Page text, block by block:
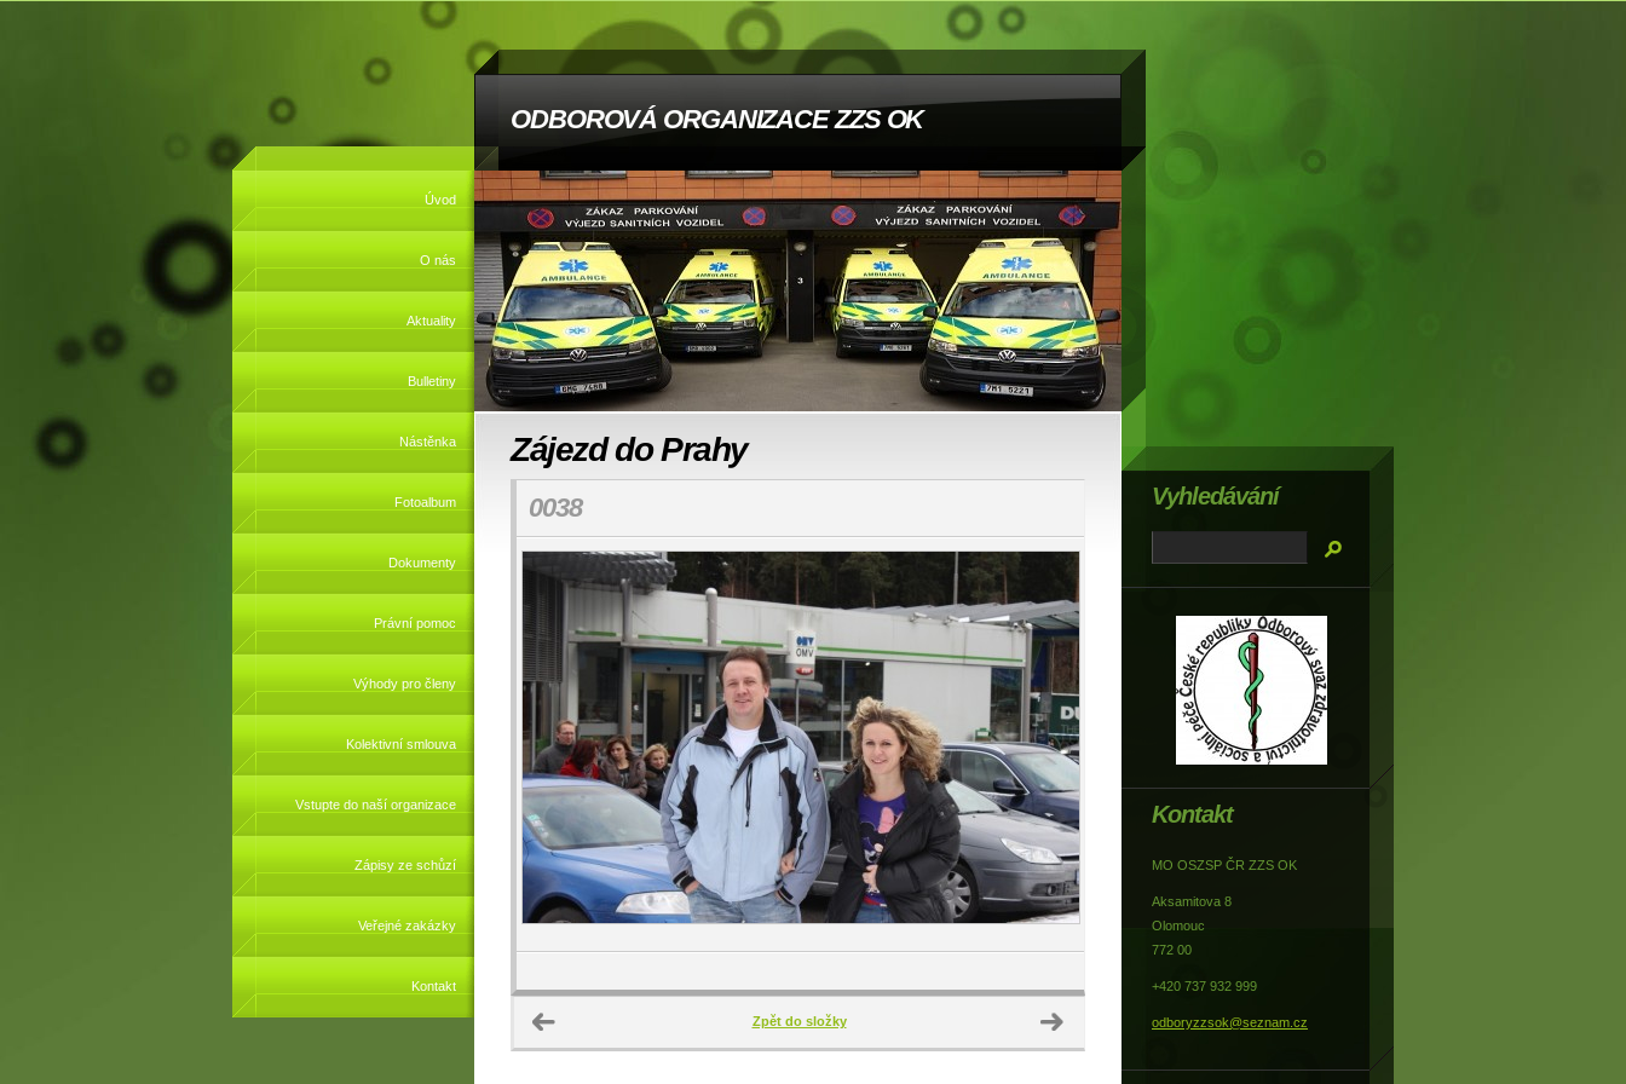
ODBOROVÁ ORGANIZACE ZZS OK
Úvod
O nás
Aktuality
Bulletiny
Nástěnka
Fotoalbum
Dokumenty
Právní pomoc
Výhody pro členy
Kolektivní smlouva
Vstupte do naší organizace
Zápisy ze schůzí
Veřejné zakázky
Kontakt
Zájezd do Prahy
0038
Zpět do složky
Kontakt
MO OSZSP ČR ZZS OK
Aksamitova 8
Olomouc
772 00
+420 737 932 999
odboryzzsok@seznam.cz
Vyhledávání